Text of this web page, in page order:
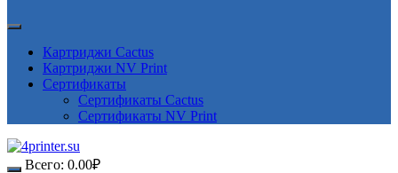
Картриджи Cactus
Картриджи NV Print
Сертификаты
Сертификаты Cactus
Сертификаты NV Print
Всего: 0.00₽